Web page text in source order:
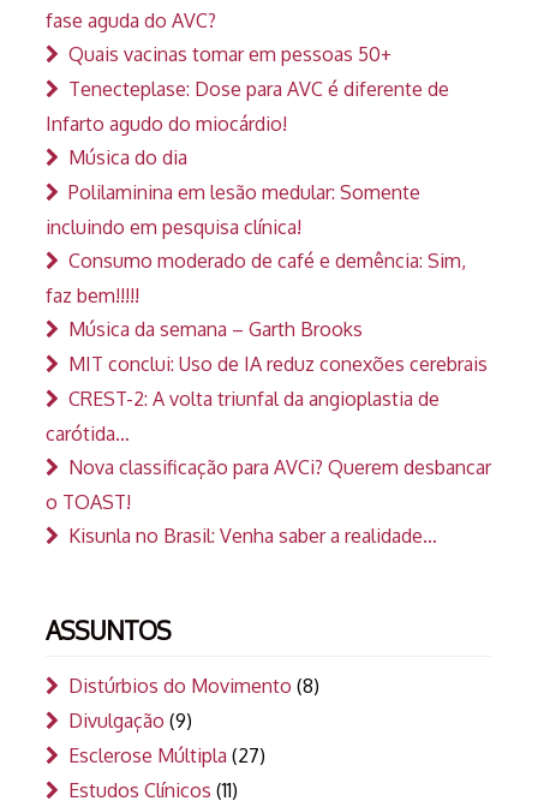
fase aguda do AVC?
Quais vacinas tomar em pessoas 50+
Tenecteplase: Dose para AVC é diferente de
Infarto agudo do miocárdio!
Música do dia
Polilaminina em lesão medular: Somente
incluindo em pesquisa clínica!
Consumo moderado de café e demência: Sim,
faz bem!!!!!
Música da semana – Garth Brooks
MIT conclui: Uso de IA reduz conexões cerebrais
CREST-2: A volta triunfal da angioplastia de
carótida…
Nova classificação para AVCi? Querem desbancar
o TOAST!
Kisunla no Brasil: Venha saber a realidade…
ASSUNTOS
Distúrbios do Movimento (8)
Divulgação (9)
Esclerose Múltipla (27)
Estudos Clínicos (11)